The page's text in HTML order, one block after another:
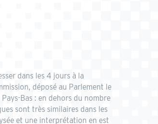
dans les 4 jours à la
déposé au Parlement le
Bas : en dehors du nombre
sont très similaires dans les
et une interprétation en est